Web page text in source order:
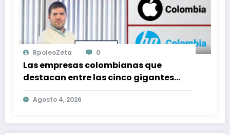
RpoleoZeta 0
Las empresas colombianas que
destacan entre las cinco gigantes
tecnológicas que lideran el mercado
en Colombia
Agosto 4, 2026